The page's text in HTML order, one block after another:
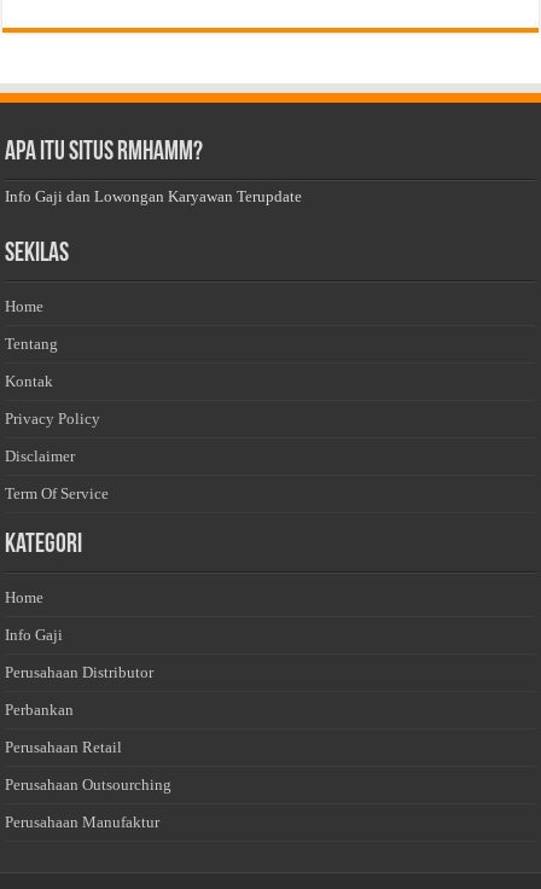
Apa Itu Situs Rmhamm?
Info Gaji dan Lowongan Karyawan Terupdate
Sekilas
Home
Tentang
Kontak
Privacy Policy
Disclaimer
Term Of Service
Kategori
Home
Info Gaji
Perusahaan Distributor
Perbankan
Perusahaan Retail
Perusahaan Outsourching
Perusahaan Manufaktur